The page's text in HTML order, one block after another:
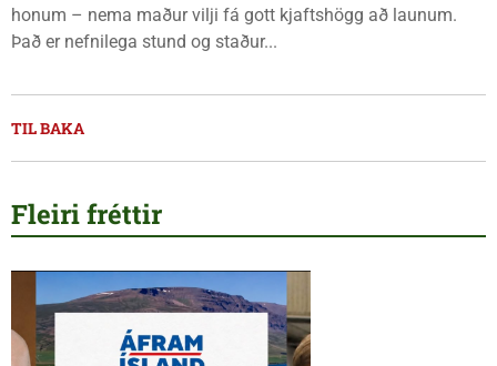
honum – nema maður vilji fá gott kjaftshögg að launum.
Það er nefnilega stund og staður...
TIL BAKA
Fleiri fréttir